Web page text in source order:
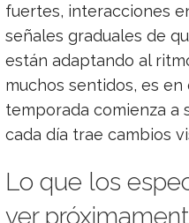
fuertes, interacciones
señales graduales de
están adaptando al
muchos sentidos, es
temporada comienza a
cada día trae cambios
Lo que los
ver